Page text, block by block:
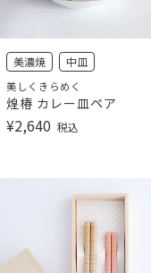
美濃焼 中皿
美しくきらめく
煌椿 カレー皿ペア
¥2,640 税込